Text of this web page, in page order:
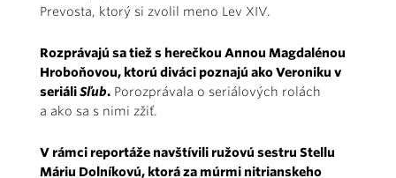
Prevosta, ktorý si zvolil meno Lev XIV.
Rozprávajú sa tiež s herečkou Annou Magdalénou
Hroboňovou, ktorú diváci poznajú ako Veroniku v
seriáliSľub. Porozprávala o seriálových rolách
a ako sa s nimi zžiť.
V rámci reportáže navštívili ružovú sestru Stellu
Máriu Dolníkovú, ktorá za múrmi nitrianskeho